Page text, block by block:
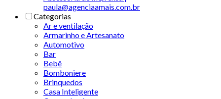
paula@agenciaamais.com.br
Categorias
Ar e ventilação
Armarinho e Artesanato
Automotivo
Bar
Bebê
Bomboniere
Brinquedos
Casa Inteligente